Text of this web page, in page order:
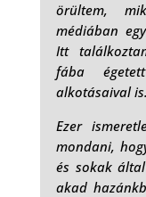
örültem,
médiában
Itt
fába
alkotásaival is.
Ezer
mondani,
és sokak
akad